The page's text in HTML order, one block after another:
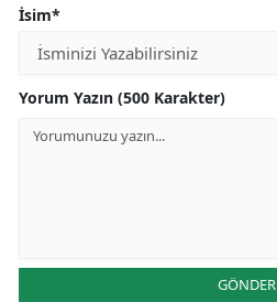
İsim*
Yorum Yazın (500 Karakter)
GÖNDER